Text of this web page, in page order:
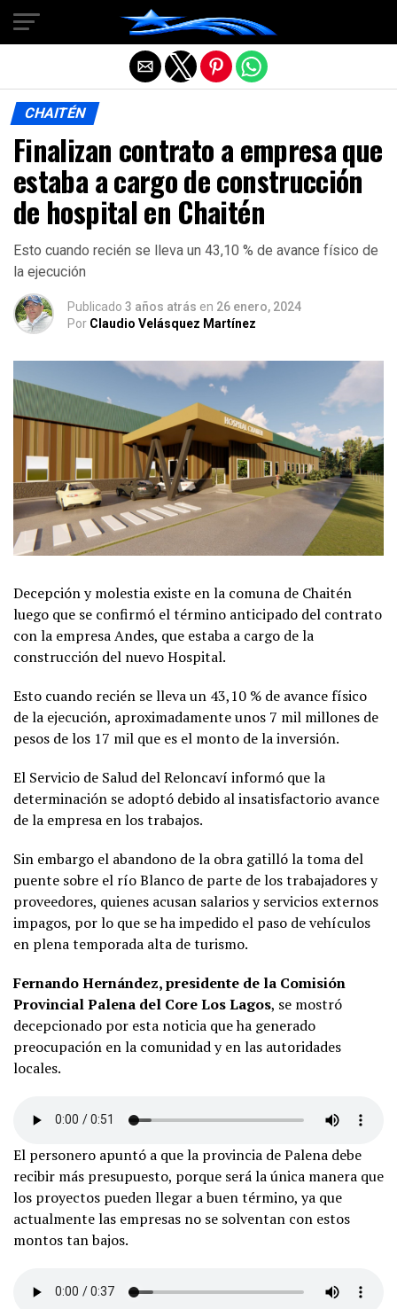
CHAITÉN
Finalizan contrato a empresa que
estaba a cargo de construcción
de hospital en Chaitén
Esto cuando recién se lleva un 43,10 % de avance físico de
la ejecución
Publicado 3 años atrás en 26 enero, 2024
Por Claudio Velásquez Martínez
Decepción y molestia existe en la comuna de Chaitén
luego que se confirmó el término anticipado del contrato
con la empresa Andes, que estaba a cargo de la
construcción del nuevo Hospital.
Esto cuando recién se lleva un 43,10 % de avance físico
de la ejecución, aproximadamente unos 7 mil millones de
pesos de los 17 mil que es el monto de la inversión.
El Servicio de Salud del Reloncaví informó que la
determinación se adoptó debido al insatisfactorio avance
de la empresa en los trabajos.
Sin embargo el abandono de la obra gatilló la toma del
puente sobre el río Blanco de parte de los trabajadores y
proveedores, quienes acusan salarios y servicios externos
impagos, por lo que se ha impedido el paso de vehículos
en plena temporada alta de turismo.
Fernando Hernández, presidente de la Comisión
Provincial Palena del Core Los Lagos, se mostró
decepcionado por esta noticia que ha generado
preocupación en la comunidad y en las autoridades
locales.
El personero apuntó a que la provincia de Palena debe
recibir más presupuesto, porque será la única manera que
los proyectos pueden llegar a buen término, ya que
actualmente las empresas no se solventan con estos
montos tan bajos.
Salir de la versión móvil